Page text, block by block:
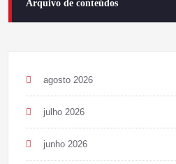
Arquivo de conteúdos
agosto 2026
julho 2026
junho 2026